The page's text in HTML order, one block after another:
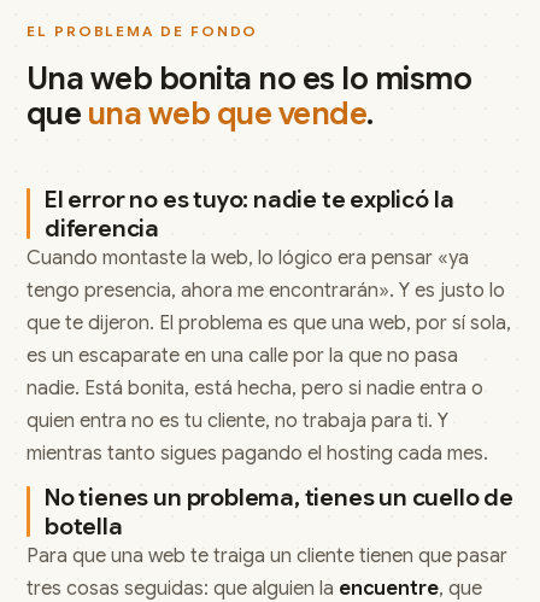
EL PROBLEMA DE FONDO
Una web bonita no es lo mismo
que una web que vende.
El error no es tuyo: nadie te explicó la
diferencia
Cuando montaste la web, lo lógico era pensar «ya
tengo presencia, ahora me encontrarán». Y es justo lo
que te dijeron. El problema es que una web, por sí sola,
es un escaparate en una calle por la que no pasa
nadie. Está bonita, está hecha, pero si nadie entra o
quien entra no es tu cliente, no trabaja para ti. Y
mientras tanto sigues pagando el hosting cada mes.
No tienes un problema, tienes un cuello de
botella
Para que una web te traiga un cliente tienen que pasar
tres cosas seguidas: que alguien la encuentre, que